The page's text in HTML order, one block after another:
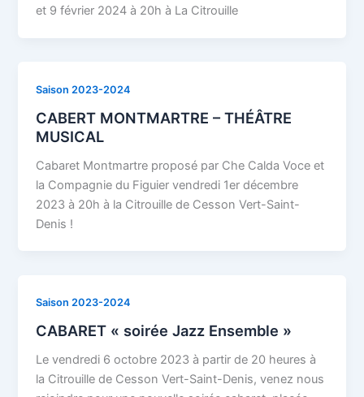
et 9 février 2024 à 20h à La Citrouille
Saison 2023-2024
CABERT MONTMARTRE – THÉÂTRE
MUSICAL
Cabaret Montmartre proposé par Che Calda Voce et
la Compagnie du Figuier vendredi 1er décembre
2023 à 20h à la Citrouille de Cesson Vert-Saint-
Denis !
Saison 2023-2024
CABARET « soirée Jazz Ensemble »
Le vendredi 6 octobre 2023 à partir de 20 heures à
la Citrouille de Cesson Vert-Saint-Denis, venez nous